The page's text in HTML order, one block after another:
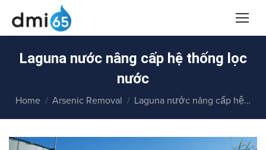
Laguna nước nâng cấp hệ thống lọc
nước
You are here:
Home Arsenic Removal Laguna nước nâng cấp hệ…